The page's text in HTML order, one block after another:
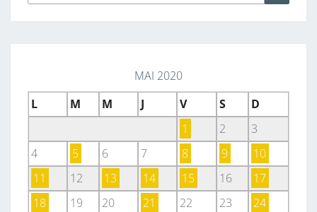
MAI 2020
L
M M J V S
D
1
2
3
4
5 6 7 8 9
10
11
12 13 14 15 16
17
18
19 20 21 22 23
24